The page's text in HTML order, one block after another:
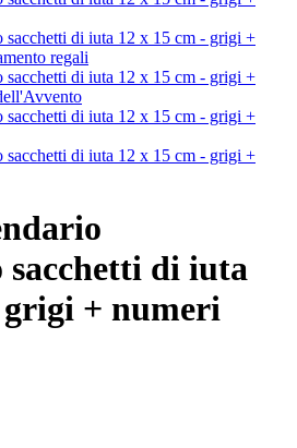
di iuta
grigi + numeri